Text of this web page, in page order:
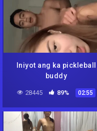
Iniyot ang ka pickleball
buddy
28445 89% 02:55